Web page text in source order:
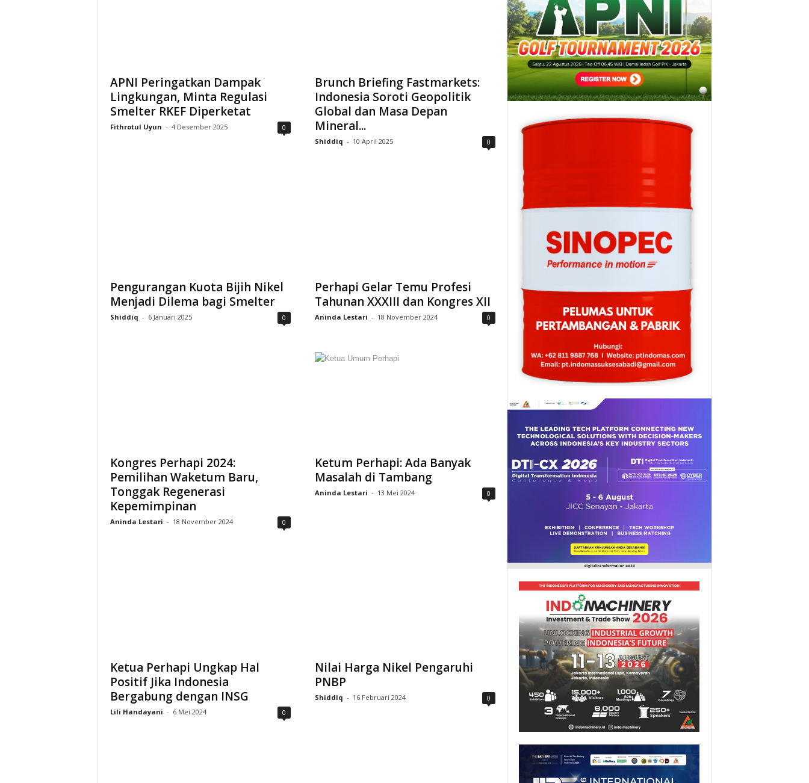
APNI Peringatkan Dampak
Lingkungan, Minta Regulasi
Smelter RKEF Diperketat
Fithrotul Uyun - 4 Desember 2025 0
Brunch Briefing Fastmarkets:
Indonesia Soroti Geopolitik
Global dan Masa Depan
Mineral...
Shiddiq - 10 April 2025 0
Pengurangan Kuota Bijih Nikel
Menjadi Dilema bagi Smelter
Shiddiq - 6 Januari 2025 0
Perhapi Gelar Temu Profesi
Tahunan XXXIII dan Kongres XII
Aninda Lestari - 18 November 2024 0
Kongres Perhapi 2024:
Pemilihan Waketum Baru,
Tonggak Regenerasi
Kepemimpinan
Aninda Lestari - 18 November 2024 0
Ketum Perhapi: Ada Banyak
Masalah di Tambang
Aninda Lestari - 13 Mei 2024 0
Ketua Perhapi Ungkap Hal
Positif Jika Indonesia
Bergabung dengan INSG
Lili Handayani - 6 Mei 2024 0
Nilai Harga Nikel Pengaruhi
PNBP
Shiddiq - 16 Februari 2024 0